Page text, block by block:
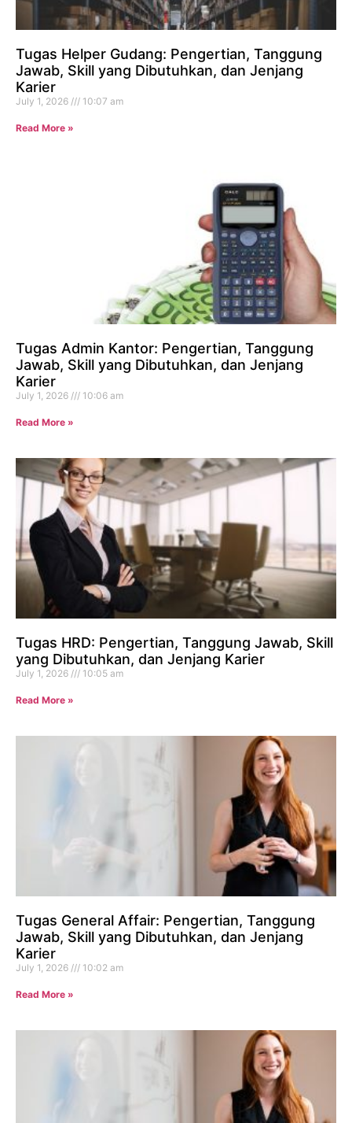
Tugas Helper Gudang: Pengertian, Tanggung
Jawab, Skill yang Dibutuhkan, dan Jenjang
Karier
July 1, 2026 10:07 am
Read More »
Tugas Admin Kantor: Pengertian, Tanggung
Jawab, Skill yang Dibutuhkan, dan Jenjang
Karier
July 1, 2026 10:06 am
Read More »
Tugas HRD: Pengertian, Tanggung Jawab, Skill
yang Dibutuhkan, dan Jenjang Karier
July 1, 2026 10:05 am
Read More »
Tugas General Affair: Pengertian, Tanggung
Jawab, Skill yang Dibutuhkan, dan Jenjang
Karier
July 1, 2026 10:02 am
Read More »